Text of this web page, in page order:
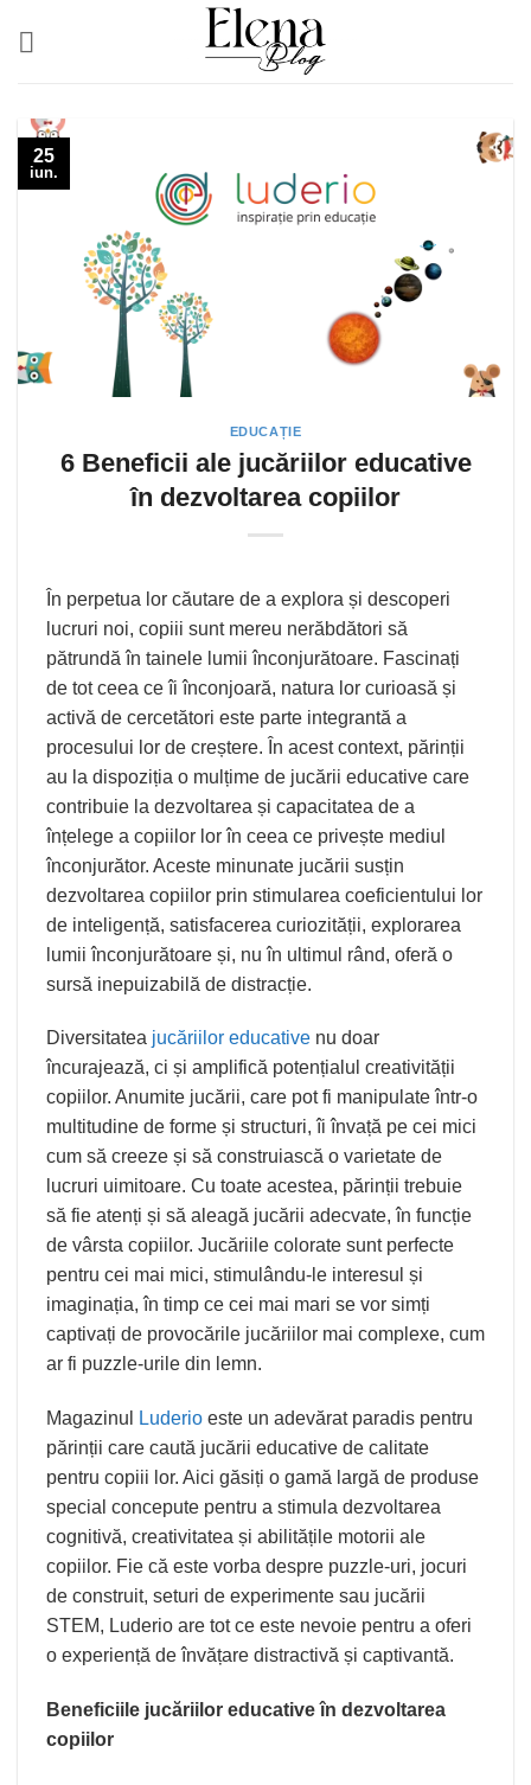
25
iun.
EDUCAȚIE
6 Beneficii ale jucăriilor educative
în dezvoltarea copiilor
În perpetua lor căutare de a explora și descoperi
lucruri noi, copiii sunt mereu nerăbdători să
pătrundă în tainele lumii înconjurătoare. Fascinați
de tot ceea ce îi înconjoară, natura lor curioasă și
activă de cercetători este parte integrantă a
procesului lor de creștere. În acest context, părinții
au la dispoziția o mulțime de jucării educative care
contribuie la dezvoltarea și capacitatea de a
înțelege a copiilor lor în ceea ce privește mediul
înconjurător. Aceste minunate jucării susțin
dezvoltarea copiilor prin stimularea coeficientului lor
de inteligență, satisfacerea curiozității, explorarea
lumii înconjurătoare și, nu în ultimul rând, oferă o
sursă inepuizabilă de distracție.
Diversitatea jucăriilor educative nu doar
încurajează, ci și amplifică potențialul creativității
copiilor. Anumite jucării, care pot fi manipulate într-o
multitudine de forme și structuri, îi învață pe cei mici
cum să creeze și să construiască o varietate de
lucruri uimitoare. Cu toate acestea, părinții trebuie
să fie atenți și să aleagă jucării adecvate, în funcție
de vârsta copiilor. Jucăriile colorate sunt perfecte
pentru cei mai mici, stimulându-le interesul și
imaginația, în timp ce cei mai mari se vor simți
captivați de provocările jucăriilor mai complexe, cum
ar fi puzzle-urile din lemn.
Magazinul Luderio este un adevărat paradis pentru
părinții care caută jucării educative de calitate
pentru copiii lor. Aici găsiți o gamă largă de produse
special concepute pentru a stimula dezvoltarea
cognitivă, creativitatea și abilitățile motorii ale
copiilor. Fie că este vorba despre puzzle-uri, jocuri
de construit, seturi de experimente sau jucării
STEM, Luderio are tot ce este nevoie pentru a oferi
o experiență de învățare distractivă și captivantă.
Beneficiile jucăriilor educative în dezvoltarea
copiilor